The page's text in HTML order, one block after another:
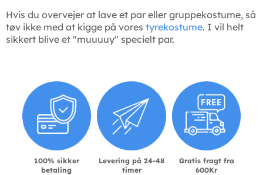
Hvis du overvejer at lave et par eller gruppekostume, så
tøv ikke med at kigge på vores tyrekostume. I vil helt
sikkert blive et "muuuuy" specielt par.
100% sikker
betaling
Levering på 24-48
timer
Gratis fragt fra
600Kr